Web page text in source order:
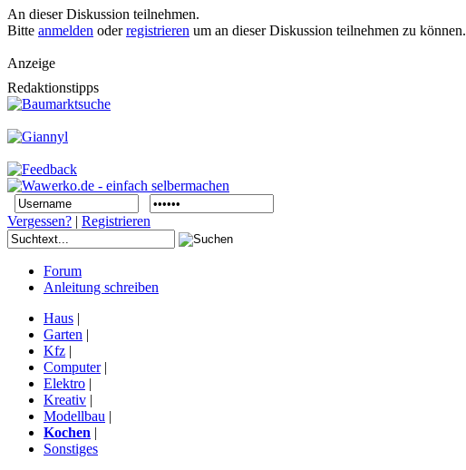
An dieser Diskussion teilnehmen.
Bitte anmelden oderregistrieren um an dieser Diskussion teilnehmen zu können.
Anzeige
Redaktionstipps
Vergessen? | Registrieren
Forum
Anleitung schreiben
Haus |
Garten |
Kfz |
Computer|
Elektro |
Kreativ |
Modellbau |
Kochen |
Sonstiges